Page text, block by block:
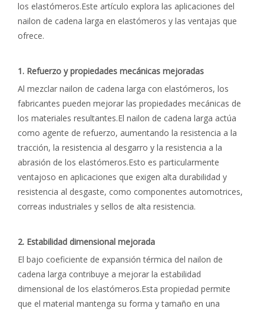
los elastómeros.Este artículo explora las aplicaciones del
nailon de cadena larga en elastómeros y las ventajas que
ofrece.
1. Refuerzo y propiedades mecánicas mejoradas
Al mezclar nailon de cadena larga con elastómeros, los
fabricantes pueden mejorar las propiedades mecánicas de
los materiales resultantes.El nailon de cadena larga actúa
como agente de refuerzo, aumentando la resistencia a la
tracción, la resistencia al desgarro y la resistencia a la
abrasión de los elastómeros.Esto es particularmente
ventajoso en aplicaciones que exigen alta durabilidad y
resistencia al desgaste, como componentes automotrices,
correas industriales y sellos de alta resistencia.
2. Estabilidad dimensional mejorada
El bajo coeficiente de expansión térmica del nailon de
cadena larga contribuye a mejorar la estabilidad
dimensional de los elastómeros.Esta propiedad permite
que el material mantenga su forma y tamaño en una